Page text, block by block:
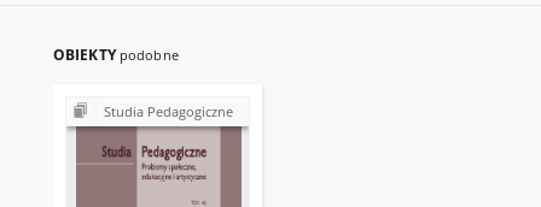
OBIEKTY podobne
Studia Pedagogiczne